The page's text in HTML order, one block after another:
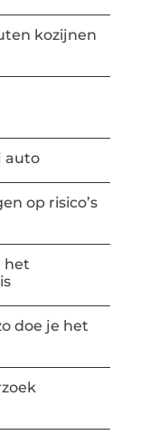
kozijnen
auto
op risico’s
het
doe je het